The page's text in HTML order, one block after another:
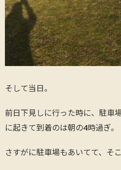
そして当日。
前日下見しに行った時に、駐車
に起きて到着のは朝の4時過ぎ。
さすがに駐車場もあいてて、そ